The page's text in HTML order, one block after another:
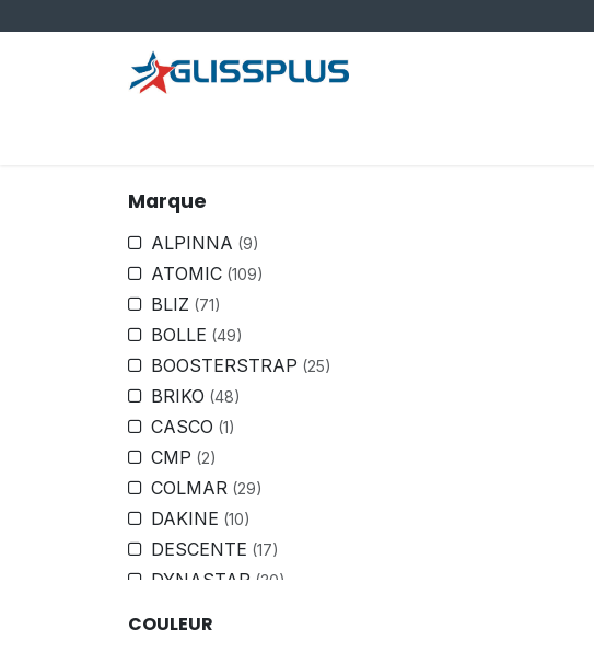
Marque
ALPINNA (9)
ATOMIC (109)
BLIZ (71)
BOLLE (49)
BOOSTERSTRAP (25)
BRIKO (48)
CASCO (1)
CMP (2)
COLMAR (29)
DAKINE (10)
DESCENTE (17)
DYNASTAR (30)
COULEUR